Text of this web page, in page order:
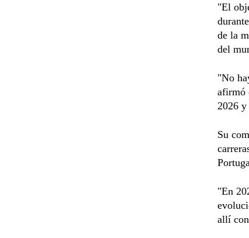
"El
de la
del
"No
afirmó
2026
Su
"En
allí